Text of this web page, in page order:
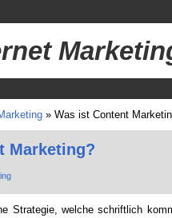
» Was ist Content
Marketing?
Strategie, welche schriftlich